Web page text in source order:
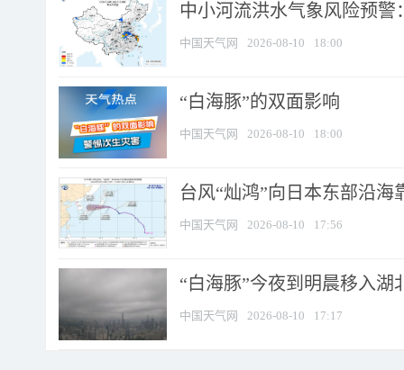
中小河流洪水气象风险预
中国天气网 2026-08-10 18:00
​“白海豚”的双面影响
中国天气网 2026-08-10 18:00
台风“灿鸿”向日本东部沿海
中国天气网 2026-08-10 17:56
“白海豚”今夜到明晨移入湖
中国天气网 2026-08-10 17:17